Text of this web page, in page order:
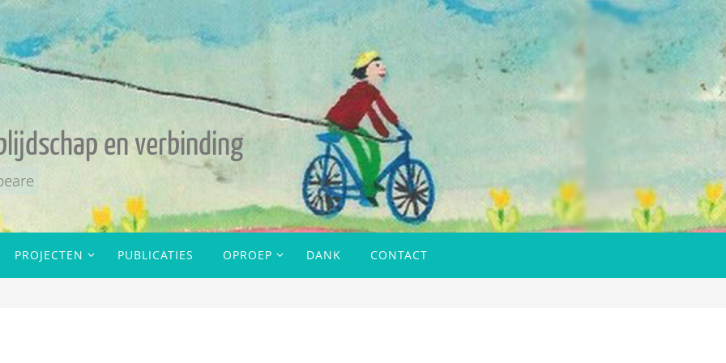
en verbinding
PROJECTEN PUBLICATIES OPROEP DANK CONTACT